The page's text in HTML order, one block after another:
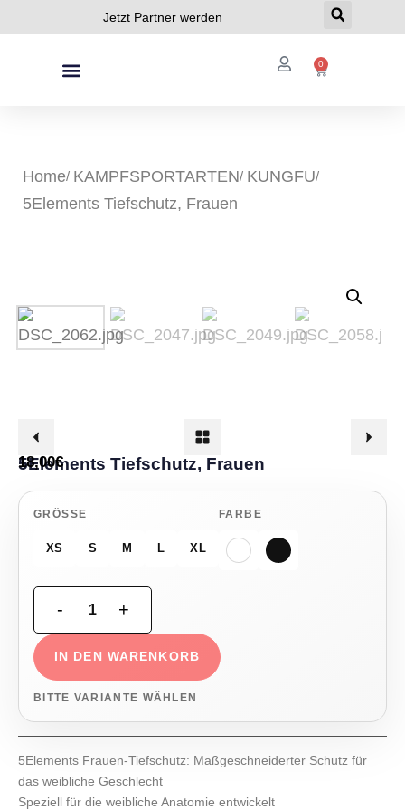
Jetzt Partner werden
0
Home KAMPFSPORTARTEN KUNGFU
5Elements Tiefschutz, Frauen
5Elements Tiefschutz, Frauen
18,00€
GRÖSSE
XS S M L XL
FARBE
IN DEN WARENKORB
BITTE VARIANTE WÄHLEN
5Elements Frauen-Tiefschutz: Maßgeschneiderter Schutz für
das weibliche Geschlecht
Speziell für die weibliche Anatomie entwickelt